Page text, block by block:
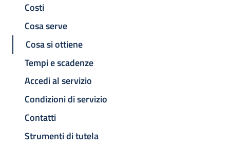
Costi
Cosa serve
Cosa si ottiene
Tempi e scadenze
Accedi al servizio
Condizioni di servizio
Contatti
Strumenti di tutela